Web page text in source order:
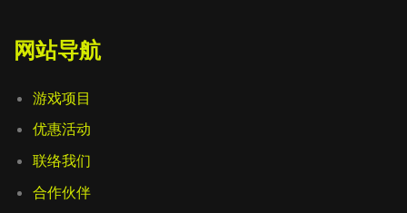
网站导航
游戏项目
优惠活动
联络我们
合作伙伴